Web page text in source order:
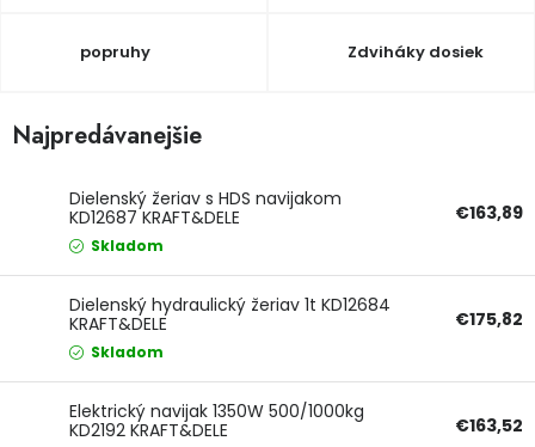
Značky
Servis náradia Hodnotenie obchodu
Doprava a platba Váš zákaznícky účet
Kontakty
PODPORA
popruhy Zdviháky dosiek
Najpredávanejšie
Dielenský žeriav s HDS navijakom
KD12687 KRAFT&DELE
€163,89
Skladom
Dielenský hydraulický žeriav 1t KD12684
KRAFT&DELE
€175,82
Skladom
Elektrický navijak 1350W 500/1000kg
KD2192 KRAFT&DELE
€163,52